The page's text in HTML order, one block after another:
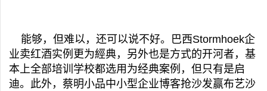
能够，但难以，还可以说不好。巴西Stormhoek企
业卖红酒实例更为經典，另外也是方式的开河者，基
本上全部培训学校都选用为经典案例，但只有是启
迪。此外，蔡明小品中小型企业博客抢沙发赢布艺沙